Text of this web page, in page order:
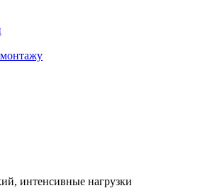
интенсивные нагрузки